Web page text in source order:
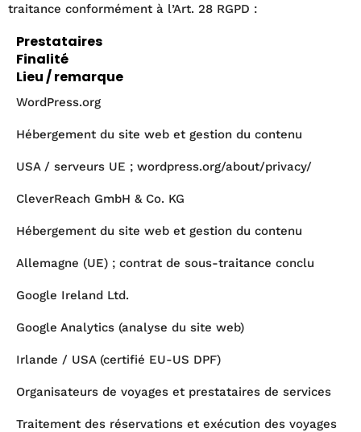
traitance conformément à l’Art. 28 RGPD :
Prestataires
Finalité
Lieu / remarque
WordPress.org
Hébergement du site web et gestion du contenu
USA / serveurs UE ; wordpress.org/about/privacy/
CleverReach GmbH & Co. KG
Hébergement du site web et gestion du contenu
Allemagne (UE) ; contrat de sous-traitance conclu
Google Ireland Ltd.
Google Analytics (analyse du site web)
Irlande / USA (certifié EU-US DPF)
Organisateurs de voyages et prestataires de services
Traitement des réservations et exécution des voyages